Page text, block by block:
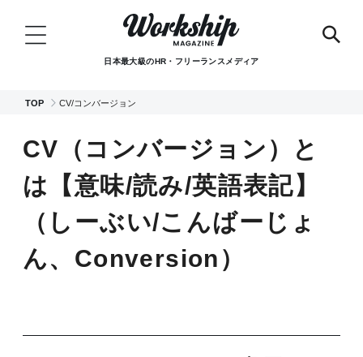
日本最大級のHR・フリーランスメディア
TOP CV/コンバージョン
CV（コンバージョン）と
は【意味/読み/英語表記】
（しーぶい/こんばーじょ
ん、Conversion）